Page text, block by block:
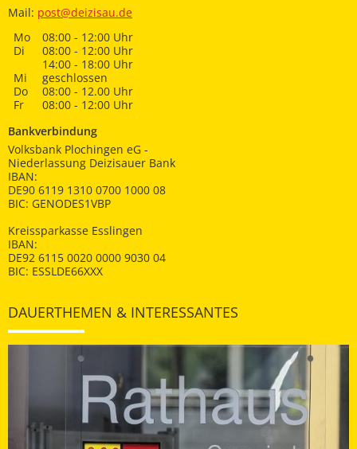
Mail: post@deizisau.de
Mo
08:00 - 12:00 Uhr
Di
08:00 - 12:00 Uhr
14:00 - 18:00 Uhr
Mi
geschlossen
Do
08:00 - 12.00 Uhr
Fr
08:00 - 12:00 Uhr
Bankverbindung
Volksbank Plochingen eG -
Niederlassung Deizisauer Bank
IBAN:
DE90 6119 1310 0700 1000 08
BIC: GENODES1VBP
Kreissparkasse Esslingen
IBAN:
DE92 6115 0020 0000 9030 04
BIC: ESSLDE66XXX
DAUERTHEMEN & INTERESSANTES